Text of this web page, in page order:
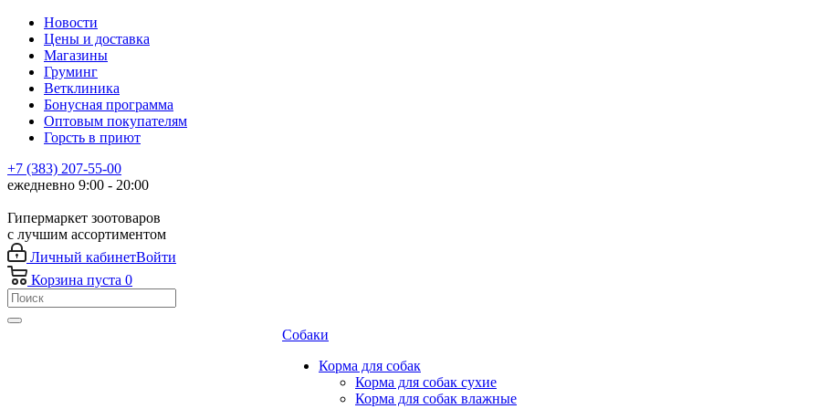
Новости
Цены и доставка
Магазины
Груминг
Ветклиника
Бонусная программа
Оптовым покупателям
Горсть в приют
+7 (383) 207-55-00
ежедневно 9:00 - 20:00
Гипермаркет зоотоваров
с лучшим ассортиментом
Личный кабинетВойти
Корзина пуста 0
Собаки
Корма для собак
Корма для собак сухие
Корма для собак влажные